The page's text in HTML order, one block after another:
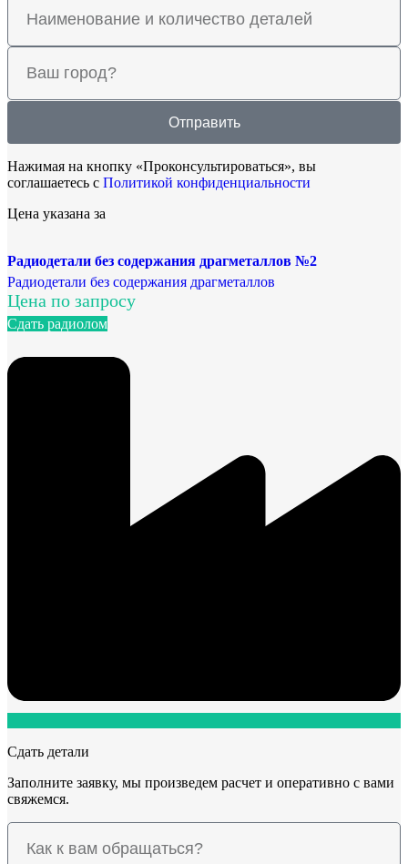
Отправить
Нажимая на кнопку «Проконсультироваться», вы
соглашаетесь с Политикой конфиденциальности
Цена указана за
Радиодетали без содержания драгметаллов №2
Радиодетали без содержания драгметаллов
Цена по запросу
Сдать радиолом
Сдать детали
Заполните заявку, мы произведем расчет и оперативно с вами
свяжемся.